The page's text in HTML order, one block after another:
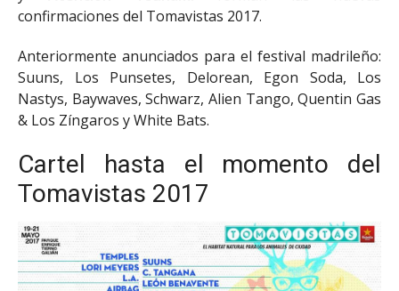
confirmaciones del Tomavistas 2017.
Anteriormente anunciados para el festival madrileño:
Suuns, Los Punsetes, Delorean, Egon Soda, Los
Nastys, Baywaves, Schwarz, Alien Tango, Quentin Gas
& Los Zíngaros y White Bats.
Cartel hasta el momento del
Tomavistas 2017